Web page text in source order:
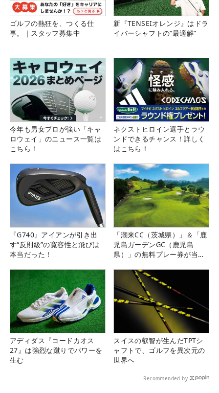
ゴルフの熱狂を、つくる仕
事。｜スタッフ募集中
新『TENSEIオレンジ』はドラ
イバーシャフトの“最適解”
今年も男女プロが強い「キャ
ロウェイ」のニュース一覧は
こちら！
ネクストヒロイン選手とラウ
ンドできるチャンス！詳しく
はこちら！
『G740』アイアンが引き出
す“反則級”の寛容性と飛びは
本当だった！
「潮来CC（茨城県）」＆「鹿
児島ガーデンGC（鹿児島
県）」の無料プレー券が当た
アディダス『コードカオス
27』は強烈な蹴りでパワーを
生む
スイスの叡智が生んだTPTシ
ャフトで、ゴルフを異次元の
世界へ
Recommended by